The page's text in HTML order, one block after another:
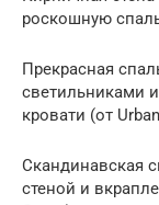
роскошную
Прекрасная
светильниками
кровати (от
Скандинавская
стеной и